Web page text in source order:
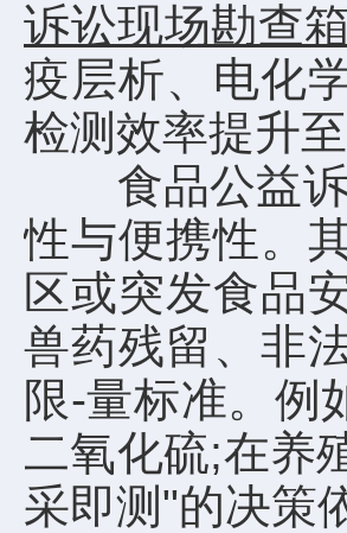
诉讼现场勘查
疫层析、电化
检测效率提升
食品公益诉
性与便携性。
区或突发食品
兽药残留、非
限-量标准。例
二氧化硫;在养
采即测"的决策